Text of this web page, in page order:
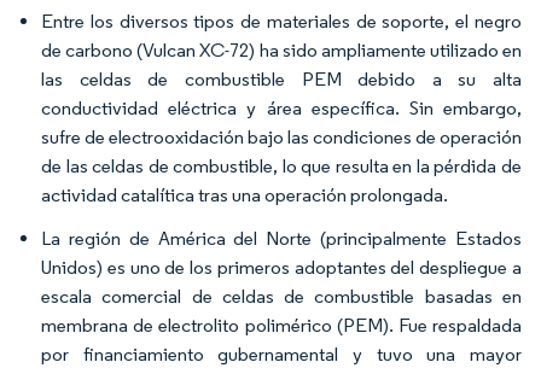
Entre los diversos tipos de materiales de soporte, el negro
de carbono (Vulcan XC-72) ha sido ampliamente utilizado en
las celdas de combustible PEM debido a su alta
conductividad eléctrica y área específica. Sin embargo,
sufre de electrooxidación bajo las condiciones de operación
de las celdas de combustible, lo que resulta en la pérdida de
actividad catalítica tras una operación prolongada.
La región de América del Norte (principalmente Estados
Unidos) es uno de los primeros adoptantes del despliegue a
escala comercial de celdas de combustible basadas en
membrana de electrolito polimérico (PEM). Fue respaldada
por financiamiento gubernamental y tuvo una mayor